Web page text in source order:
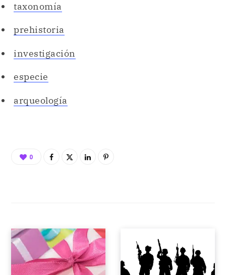
taxonomía
prehistoria
investigación
especie
arqueología
0